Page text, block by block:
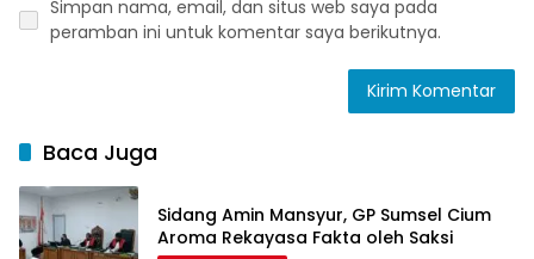
Simpan nama, email, dan situs web saya pada
peramban ini untuk komentar saya berikutnya.
Baca Juga
Sidang Amin Mansyur, GP Sumsel Cium
Aroma Rekayasa Fakta oleh Saksi